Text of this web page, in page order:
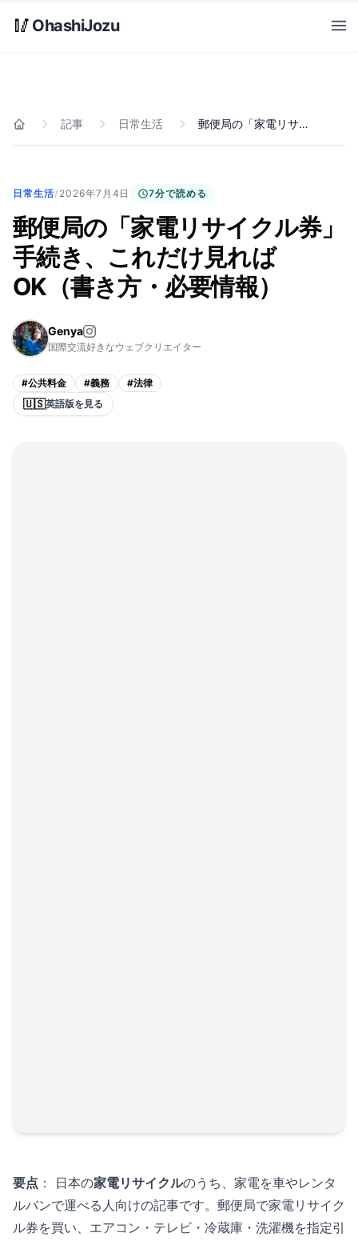
Skip to main content
🥢 OhashiJozu
ホーム 記事 日常生活 郵便局の「家電リサイクル券」手続き、これだけ見ればOK（書き方・必要情報）
日常生活/ 2026年7月4日 7分で読める
郵便局の「家電リサイクル券」
手続き、これだけ見れば
OK（書き方・必要情報）
Genya
国際交流好きなウェブクリエイター
#公共料金 #義務 #法律
🇺🇸英語版を見る
要点 ： 日本の家電リサイクルのうち、家電を車やレンタ
ルバンで運べる人向けの記事です。郵便局で家電リサイク
ル券を買い、エアコン・テレビ・冷蔵庫・洗濯機を指定引